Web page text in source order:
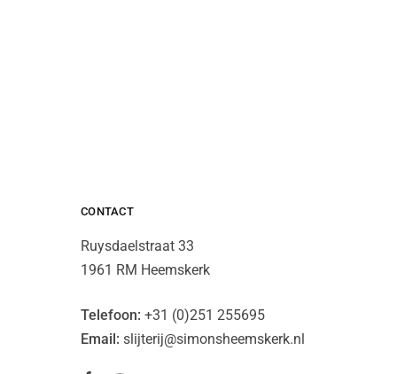
CONTACT
Ruysdaelstraat 33
1961 RM Heemskerk
Telefoon: +31 (0)251 255695
Email: slijterij@simonsheemskerk.nl